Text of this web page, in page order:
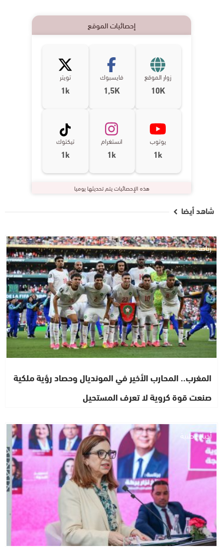
إحصائيات الموقع
زوار الموقع
10K
فايسبوك
1,5K
تويتر
1k
يوتوب
1k
انستغرام
1k
تيكتوك
1k
هذه الإحصائيات يتم تحديثها يوميا
شاهد أيضا
رياضة
المغرب.. المحارب الأخير في المونديال وحصاد رؤية ملكية
صنعت قوة كروية لا تعرف المستحيل
أخبار وطنية